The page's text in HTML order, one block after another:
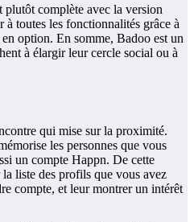
complète avec la version
à toutes les fonctionnalités grâce à
option. En somme, Badoo est un
à élargir leur cercle social ou à
qui mise sur la proximité.
les personnes que vous
un compte Happn. De cette
liste des profils que vous avez
compte, et leur montrer un intérêt